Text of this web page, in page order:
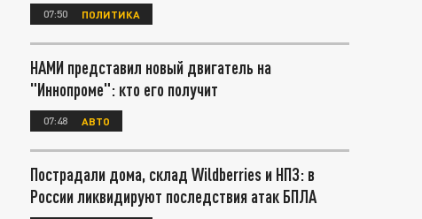
07:50 ПОЛИТИКА
НАМИ представил новый двигатель на
"Иннопроме": кто его получит
07:48 АВТО
Пострадали дома, склад Wildberries и НПЗ: в
России ликвидируют последствия атак БПЛА